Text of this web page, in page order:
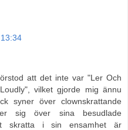
att det inte var "Ler Och
vilket gjorde mig ännu
syner över clownskrattande
sig över sina besudlade
skratta i sin ensamhet är